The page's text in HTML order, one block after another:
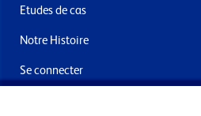
Etudes de cas
Notre Histoire
Se connecter